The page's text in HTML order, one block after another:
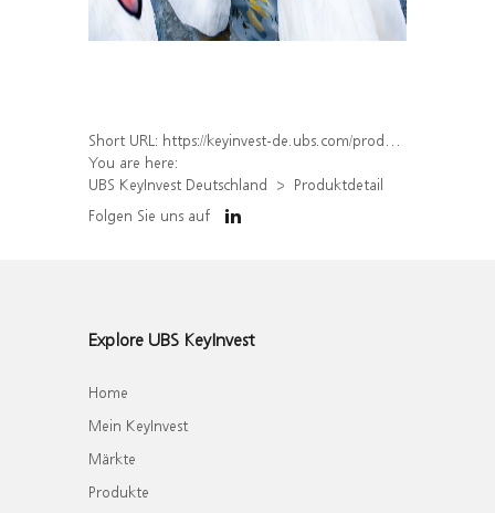
Short URL: https://keyinvest-de.ubs.com/produkt/detail/index/isin/DE000WA82JY8
You are here:
UBS KeyInvest Deutschland
Produktdetail
Folgen Sie uns auf
Explore UBS KeyInvest
Home
Mein KeyInvest
Märkte
Produkte